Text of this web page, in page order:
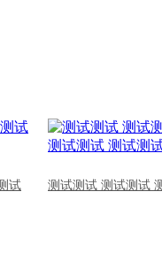
试 测试测试 测试测试